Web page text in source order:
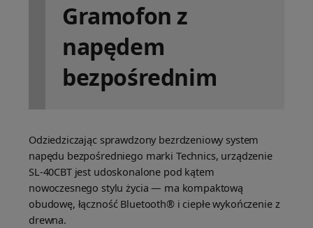
Gramofon z
napędem
bezpośrednim
Odziedziczając sprawdzony bezrdzeniowy system
napędu bezpośredniego marki Technics, urządzenie
SL-40CBT jest udoskonalone pod kątem
nowoczesnego stylu życia — ma kompaktową
obudowę, łączność Bluetooth® i ciepłe wykończenie z
drewna.